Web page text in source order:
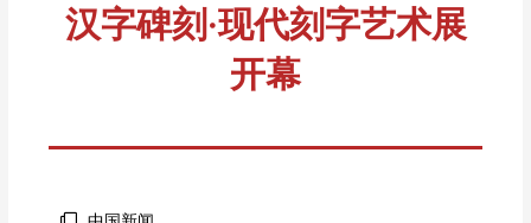
汉字碑刻·现代刻字艺术展
开幕